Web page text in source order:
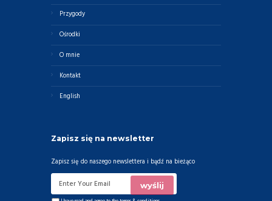
Przygody
Ośrodki
O mnie
Kontakt
English
Zapisz się na newsletter
Zapisz się do naszego newslettera i bądź na bieżąco